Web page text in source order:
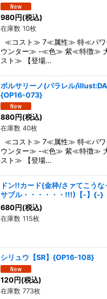
980円(税込)
在庫数 10枚
≪コスト≫ 7≪属性≫ 特≪パ
ウンター≫ -≪色≫ 紫≪特徴≫
スト≫ 【登場…
ボルサリーノ(パラレル/
{OP16-073}
880円(税込)
在庫数 40枚
≪コスト≫ 7≪属性≫ 特≪パ
ウンター≫ -≪色≫ 紫≪特徴≫
スト≫ 【登場…
ドン!!カード(金枠/さァてこうな
サブル・・・・・・!!!)【-】{-}
680円(税込)
在庫数 115枚
シリュウ【SR】{OP16-108}
120円(税込)
在庫数 773枚